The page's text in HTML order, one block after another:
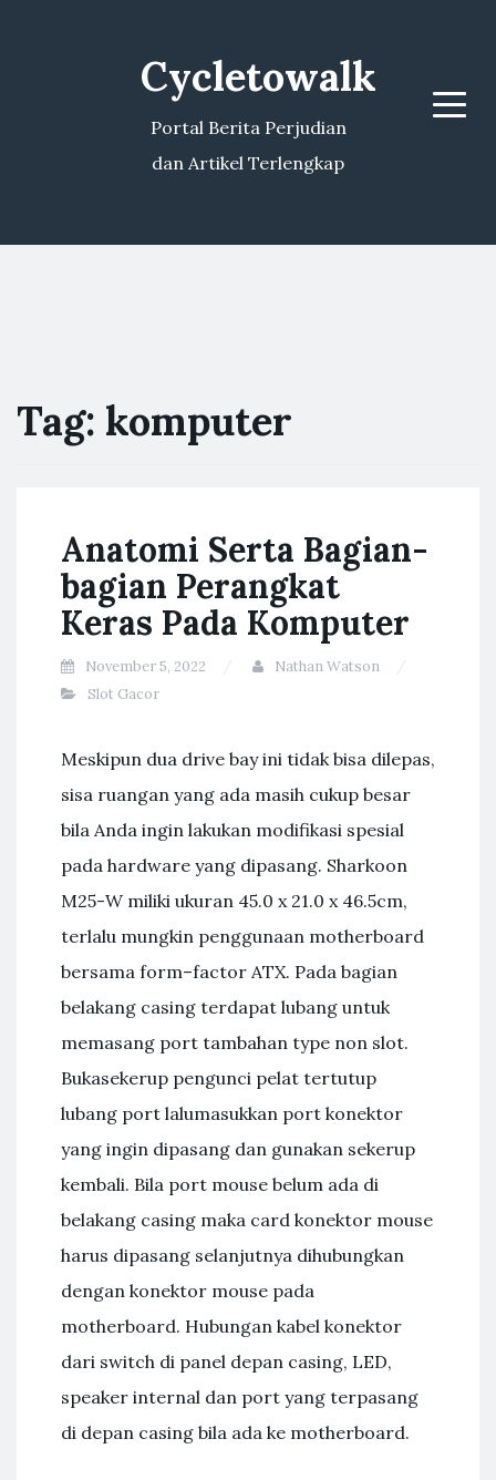
Cycletowalk
Portal Berita Perjudian
dan Artikel Terlengkap
Menu
Tag: komputer
Anatomi Serta Bagian-
bagian Perangkat
Keras Pada Komputer
November 5, 2022
Nathan Watson
Slot Gacor
Meskipun dua drive bay ini tidak bisa dilepas,
sisa ruangan yang ada masih cukup besar
bila Anda ingin lakukan modifikasi spesial
pada hardware yang dipasang. Sharkoon
M25-W miliki ukuran 45.0 x 21.0 x 46.5cm,
terlalu mungkin penggunaan motherboard
bersama form–factor ATX. Pada bagian
belakang casing terdapat lubang untuk
memasang port tambahan type non slot.
Bukasekerup pengunci pelat tertutup
lubang port lalumasukkan port konektor
yang ingin dipasang dan gunakan sekerup
kembali. Bila port mouse belum ada di
belakang casing maka card konektor mouse
harus dipasang selanjutnya dihubungkan
dengan konektor mouse pada
motherboard. Hubungan kabel konektor
dari switch di panel depan casing, LED,
speaker internal dan port yang terpasang
di depan casing bila ada ke motherboard.